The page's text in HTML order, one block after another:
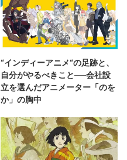
“インディーアニメ“の足跡と、
自分がやるべきこと──会社設
立を選んだアニメーター「のを
か」の胸中